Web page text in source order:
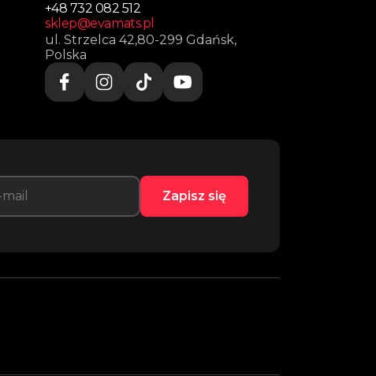
+48 732 082 512
sklep@evamats.pl
ul. Strzelca 42,80-299 Gdańsk,
Polska
Zapisz się